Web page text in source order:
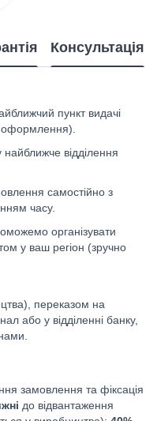
Консультація
пункт видачі
оформлення).
відділення
самостійно з
часу.
організувати
у ваш регіон (зручно
переказом на
або у відділенні банку,
замовлення та фіксація
до відвантаження